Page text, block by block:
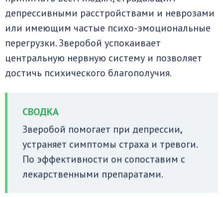
депрессивными расстройствами и неврозами
или имеющим частые психо-эмоциональные
перегрузки. Зверобой успокаивает
центральную нервную систему и позволяет
достичь психического благополучия.
Зверобой помогает при депрессии,
устраняет симптомы страха и тревоги.
По эффективности он сопоставим с
лекарственными препаратами.